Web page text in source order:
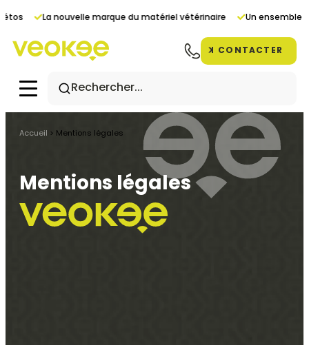
La nouvelle marque du matériel vétérinaire Un ensemble
CONTACTER
Accueil > Mentions légales
Mentions légales